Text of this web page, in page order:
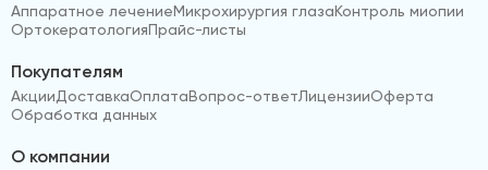
Аппаратное лечениеМикрохирургия глазаКонтроль миопии
ОртокератологияПрайс-листы
Покупателям
АкцииДоставкаОплатаВопрос-ответЛицензииОферта
Обработка данных
О компании